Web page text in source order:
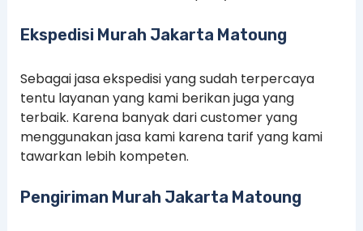
Ekspedisi Murah Jakarta Matoung
Sebagai jasa ekspedisi yang sudah terpercaya
tentu layanan yang kami berikan juga yang
terbaik. Karena banyak dari customer yang
menggunakan jasa kami karena tarif yang kami
tawarkan lebih kompeten.
Pengiriman Murah Jakarta Matoung